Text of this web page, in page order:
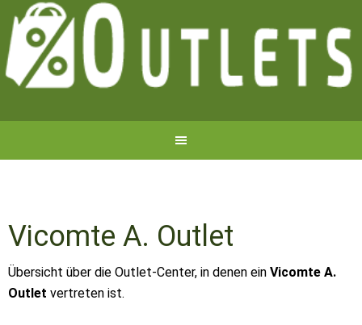
Vicomte A. Outlet
Übersicht über die Outlet-Center, in denen ein Vicomte A.
Outlet vertreten ist.